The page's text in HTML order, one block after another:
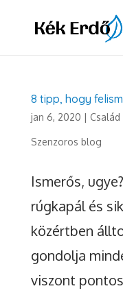
8 tipp, hogy
jan 6, 2020 | Család
Szenzoros blog
Ismerős,
rúgkapál és
közértben
gondolja
viszont